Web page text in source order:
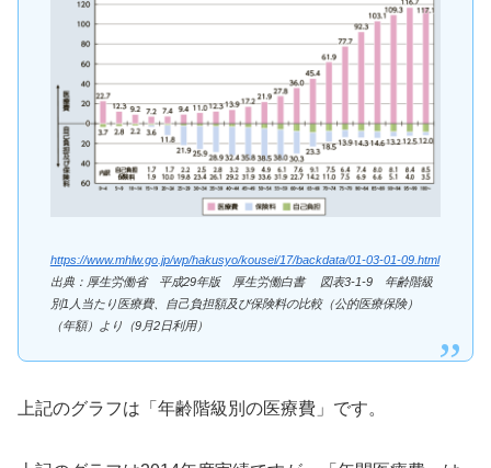
https://www.mhlw.go.jp/wp/hakusyo/kousei/17/backdata/01-03-01-09.html
出典：厚生労働省 平成29年版 厚生労働白書 図表3-1-9 年齢階級
別1人当たり医療費、自己負担額及び保険料の比較（公的医療保険）
（年額）より（9月2日利用）
上記のグラフは「年齢階級別の医療費」です。